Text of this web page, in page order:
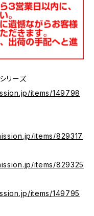
リーズ
items/149798
items/829317
items/829325
items/149795